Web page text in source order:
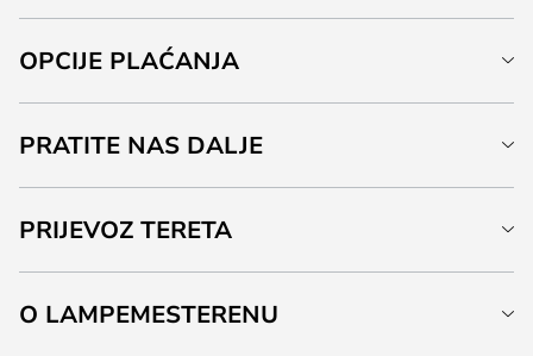
OPCIJE PLAĆANJA
PRATITE NAS DALJE
PRIJEVOZ TERETA
O LAMPEMESTERENU